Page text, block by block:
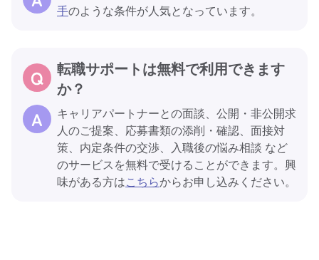
手のような条件が人気となっています。
転職サポートは無料で利用できます
か？
キャリアパートナーとの面談、公開・非公開求
人のご提案、応募書類の添削・確認、面接対
策、内定条件の交渉、入職後の悩み相談 など
のサービスを無料で受けることができます。興
味がある方はこちらからお申し込みください。